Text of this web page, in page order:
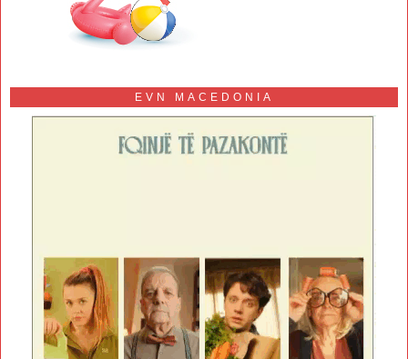
EVN MACEDONIA